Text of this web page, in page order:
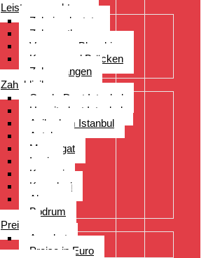
Leistungsspektrum
Zahnimplantate
Zahnprothesen
Veneers – Bleaching
Kronen und Brücken
Zahnspangen
Zahnkliniken
CenderDent Istanbul
Hospitadent Istanbul
Acibadem Istanbul
Antalya
Manavgat
Izmir
Kayseri
Kusadasi
Alanya
Bodrum
Preise
Angebot
Preise in Euro